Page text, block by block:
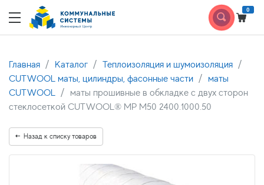
0
Главная Каталог
Теплоизоляция и шумоизоляция
CUTWOOL маты, цилиндры, фасонные части
маты
CUTWOOL
маты прошивные в обкладке с двух сторон
стеклосеткой CUTWOOL® MP М50 2400.1000.50
Назад к списку товаров